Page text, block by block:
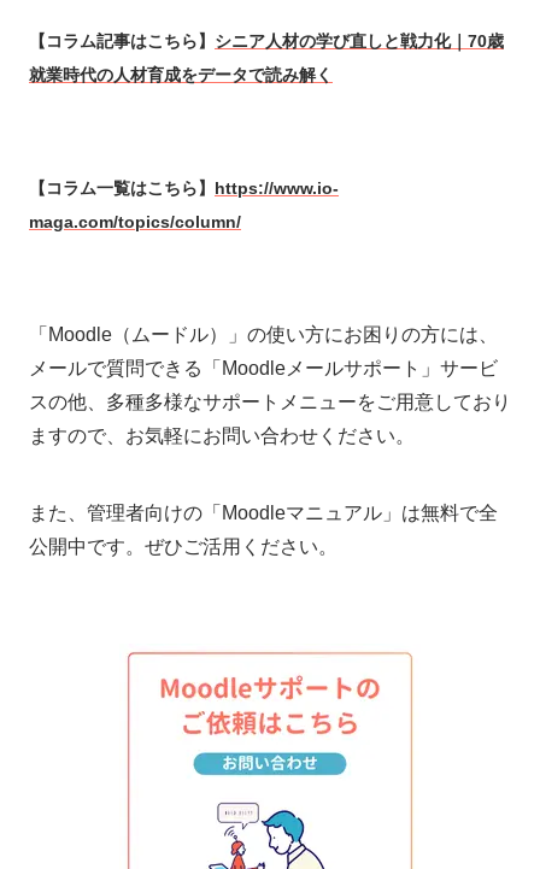
【コラム記事はこちら】 シニア人材の学び直しと戦力化｜70歳
就業時代の人材育成をデータで読み解く
【コラム一覧はこちら】 https://www.io-
maga.com/topics/column/
「Moodle（ムードル）」の使い方にお困りの方には、
メールで質問できる「Moodleメールサポート」サービ
スの他、多種多様なサポートメニューをご用意しており
ますので、お気軽にお問い合わせください。
また、管理者向けの「Moodleマニュアル」は無料で全
公開中です。ぜひご活用ください。